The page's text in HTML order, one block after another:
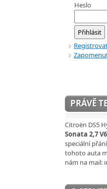
Heslo
PRÁVĚ
Citroën DS5
Sonata 2,7
speciální
tohoto auta
nám na mail: